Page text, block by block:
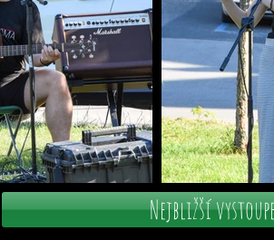
Nejbližší